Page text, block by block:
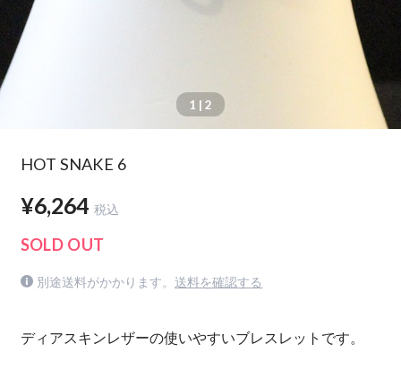
1 | 2
HOT SNAKE 6
¥6,264 税込
SOLD OUT
別途送料がかかります。 送料を確認する
ディアスキンレザーの使いやすいブレスレットです。